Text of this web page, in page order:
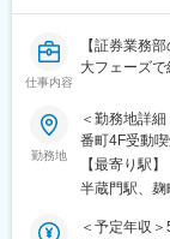
駅、宮崎駅
駅、壺川駅
盛駅、仙台駅
前駅、千歳
江田駅(神奈
駅、桜町駅(
県)、福井駅(
駅、島ノ関
・モニタリ
・アプリケー
・コミュニ
・ブロックチ
HyperLedger
仕事内容
【証券業務
大フェーズで
■業務概要
当社の証券業
括・業務設
化および業
ダクト高度
っていただ
勤務地
＜勤務地詳
番町4F受動
【最寄り駅】
半蔵門駅、
＜予定年収